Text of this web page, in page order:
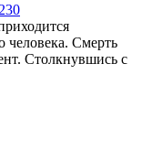
0
человека. Смерть
Столкнувшись с